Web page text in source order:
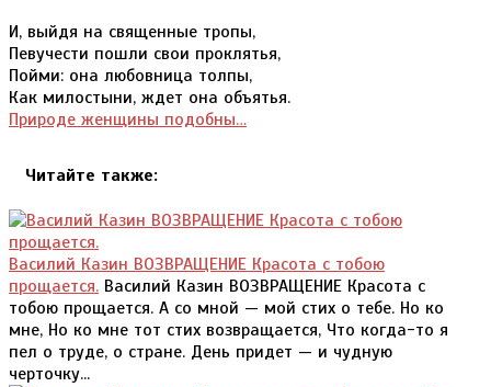
И, выйдя на священные тропы,
Певучести пошли свои проклятья,
Пойми: она любовница толпы,
Как милостыни, ждет она объятья.
Природе женщины подобны…
Читайте также:
Василий Казин ВОЗВРАЩЕНИЕ Красота с тобою
прощается. Василий Казин ВОЗВРАЩЕНИЕ Красота с
тобою прощается. А со мной — мой стих о тебе. Но ко
мне, Но ко мне тот стих возвращается, Что когда-то я
пел о труде, о стране. День придет — и чудную
черточку...